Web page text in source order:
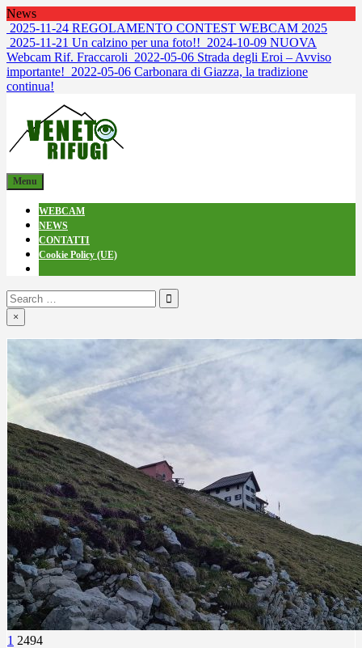
Skip
to
content
News
2025-11-24 REGOLAMENTO CONTEST WEBCAM 2025
2025-11-21 Un calzino per una foto!! 2024-10-09 NUOVA
Webcam Rif. Fraccaroli 2022-05-06 Strada degli Eroi – Avviso
importante! 2022-05-06 Carbonara di Giazza, la tradizione
continua!
venetorifugi.it
Webcam dai Rifugi
Menu
WEBCAM
NEWS
CONTATTI
Cookie Policy (UE)
Search
for:
×
1 2494